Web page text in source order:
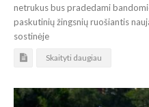
netrukus bus pradedami
paskutinių žingsnių ruošiantis
sostinėje
Skaityti daugiau